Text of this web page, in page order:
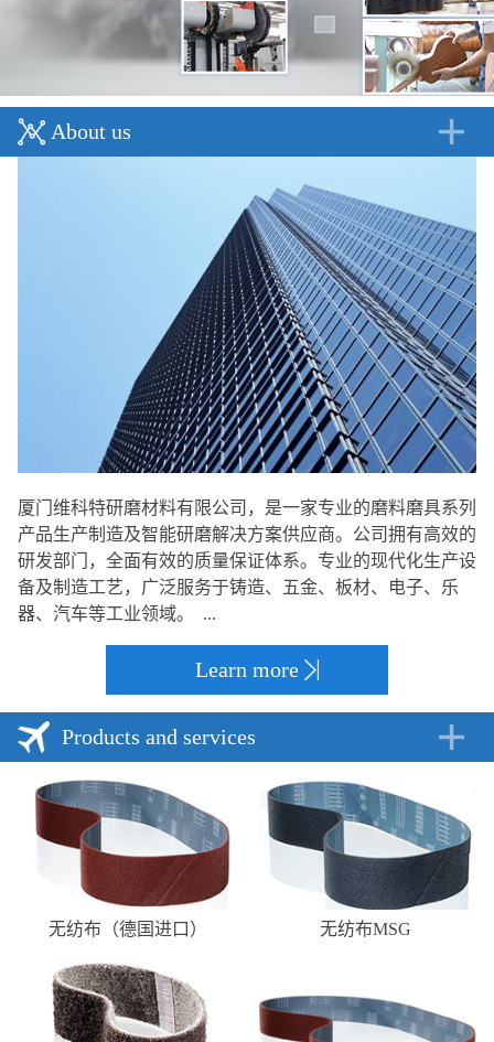
About us
厦门维科特研磨材料有限公司，是一家专业的磨料磨具系列
产品生产制造及智能研磨解决方案供应商。公司拥有高效的
研发部门，全面有效的质量保证体系。专业的现代化生产设
备及制造工艺，广泛服务于铸造、五金、板材、电子、乐
器、汽车等工业领域。 ...
Learn more
Products and services
无纺布（德国进口） 无纺布MSG